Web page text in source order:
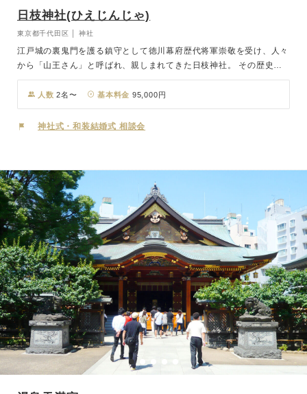
日枝神社(ひえじんじゃ)
東京都千代田区 │ 神社
江戸城の裏鬼門を護る鎮守として徳川幕府歴代将軍崇敬を受け、人々
から「山王さん」と呼ばれ、親しまれてきた日枝神社。 その歴史と
由来にふさわしい、格式高く華やかな和の婚儀が叶います。 東京メ
トロ赤坂駅、溜池山王駅からそれぞれ徒歩3分とアクセスもよく、日
本の政治経済の中心地・永田町の一角に広がる、緑の杜。 本殿には
御祭神として山の神様として知られる大山咋神(おおやまくいのかみ)
人数 2名〜 基本料金 95,000円
神社式・和装結婚式 相談会